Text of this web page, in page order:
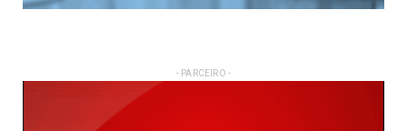
- PARCEIRO -